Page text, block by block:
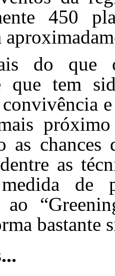
450
do que
que tem
as
as
de
ao
bastante